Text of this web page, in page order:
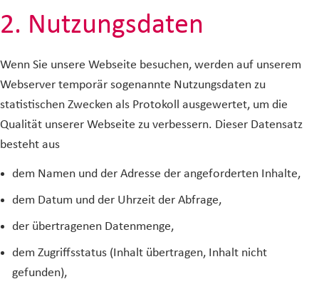
2. Nutzungsdaten
Wenn Sie unsere Webseite besuchen, werden auf unserem
Webserver temporär sogenannte Nutzungsdaten zu
statistischen Zwecken als Protokoll ausgewertet, um die
Qualität unserer Webseite zu verbessern. Dieser Datensatz
besteht aus
dem Namen und der Adresse der angeforderten Inhalte,
dem Datum und der Uhrzeit der Abfrage,
der übertragenen Datenmenge,
dem Zugriffsstatus (Inhalt übertragen, Inhalt nicht
gefunden),